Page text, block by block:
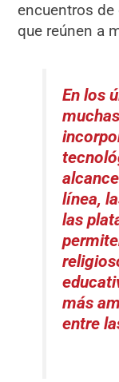
encuentros
que reúnen a
En los
línea,
las
más
entre